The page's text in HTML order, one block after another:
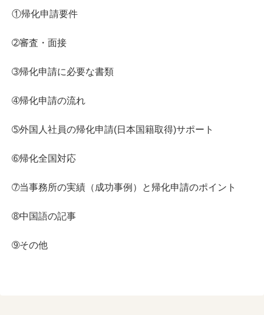
①帰化申請要件
➁審査・面接
➂帰化申請に必要な書類
➃帰化申請の流れ
➄外国人社員の帰化申請(日本国籍取得)サポート
➅帰化全国対応
➆当事務所の実績（成功事例）と帰化申請のポイント
➇中国語の記事
➈その他